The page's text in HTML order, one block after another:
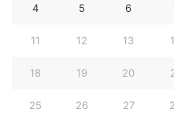
4 5 6
11 12 13
18 19 20
25 26 27